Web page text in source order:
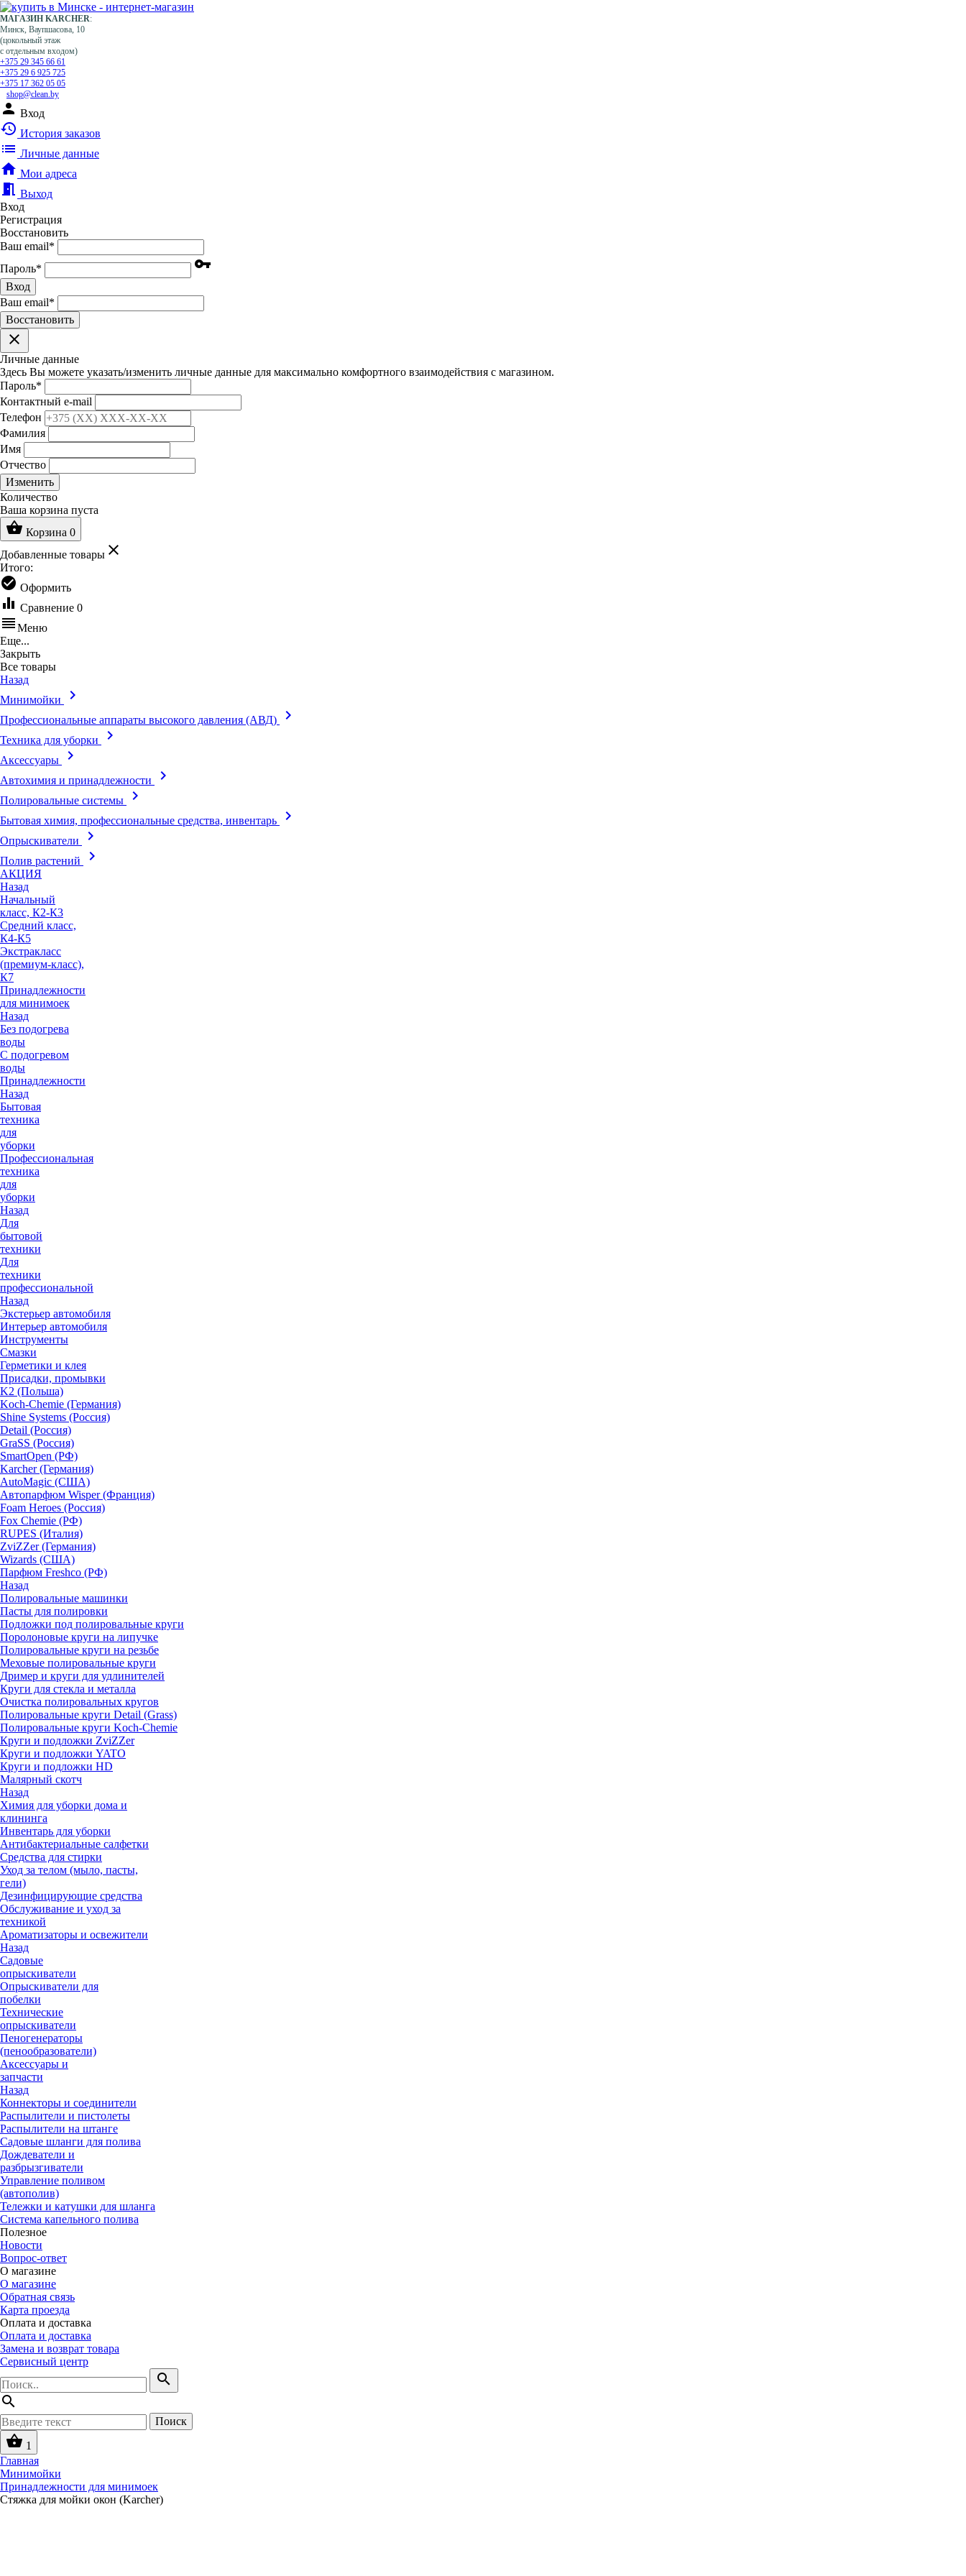
МАГАЗИН KARCHER:
Минск, Ваупшасова, 10
(цокольный этаж
с отдельным входом)
+375 29 345 66 61
+375 29 6 925 725
+375 17 362 05 05
shop@clean.by
person Вход
history История заказов
list Личные данные
home Мои адреса
meeting_room Выход
Вход
Регистрация
Восстановить
Ваш email*
Пароль* vpn_key
Вход
Ваш email*
Воcстановить
clear
Личные данные
Здесь Вы можете указать/изменить личные данные для максимально комфортного взаимодействия с магазином.
Пароль*
Контактный e-mail
Телефон
Фамилия
Имя
Отчество
Изменить
Количество
Ваша корзина пуста
shopping_basket Корзина 0
Добавленные товары clear
Итого:
check_circle Оформить
equalizer Сравнение 0
reorderМеню
Еще...
Закрыть
Все товары
Назад
Минимойки
keyboard_arrow_right
Профессиональные аппараты высокого давления (АВД) keyboard_arrow_right
Техника для уборки keyboard_arrow_right
Аксессуары keyboard_arrow_right
Автохимия и принадлежности keyboard_arrow_right
Полировальные системы keyboard_arrow_right
Бытовая химия, профессиональные средства, инвентарь keyboard_arrow_right
Опрыскиватели keyboard_arrow_right
Полив растений keyboard_arrow_right
АКЦИЯ
Назад
Начальный
класс, К2-К3
Средний класс,
К4-К5
Экстракласс
(премиум-класс),
К7
Принадлежности
для минимоек
Назад
Без подогрева
воды
С подогревом
воды
Принадлежности
Назад
Бытовая
техника
для
уборки
Профессиональная
техника
для
уборки
Назад
Для
бытовой
техники
Для
техники
профессиональной
Назад
Экстерьер автомобиля
Интерьер автомобиля
Инструменты
Смазки
Герметики и клея
Присадки, промывки
K2 (Польша)
Koch-Chemie (Германия)
Shine Systems (Россия)
Detail (Россия)
GraSS (Россия)
SmartOpen (РФ)
Karcher (Германия)
AutoMagic (США)
Автопарфюм Wisper (Франция)
Foam Heroes (Россия)
Fox Chemie (РФ)
RUPES (Италия)
ZviZZer (Германия)
Wizards (США)
Парфюм Freshco (РФ)
Назад
Полировальные машинки
Пасты для полировки
Подложки под полировальные круги
Поролоновые круги на липучке
Полировальные круги на резьбе
Меховые полировальные круги
Дример и круги для удлинителей
Круги для стекла и металла
Очистка полировальных кругов
Полировальные круги Detail (Grass)
Полировальные круги Koch-Chemie
Круги и подложки ZviZZer
Круги и подложки YATO
Круги и подложки HD
Малярный скотч
Назад
Химия для уборки дома и
клининга
Инвентарь для уборки
Антибактериальные салфетки
Средства для стирки
Уход за телом (мыло, пасты,
гели)
Дезинфицирующие средства
Обслуживание и уход за
техникой
Ароматизаторы и освежители
Назад
Садовые
опрыскиватели
Опрыскиватели для
побелки
Технические
опрыскиватели
Пеногенераторы
(пенообразователи)
Аксессуары и
запчасти
Назад
Коннекторы и соединители
Распылители и пистолеты
Распылители на штанге
Садовые шланги для полива
Дождеватели и
разбрызгиватели
Управление поливом
(автополив)
Тележки и катушки для шланга
Система капельного полива
Полезное
Новости
Вопрос-ответ
О магазине
О магазине
Обратная связь
Карта проезда
Оплата и доставка
Оплата и доставка
Замена и возврат товара
Сервисный центр
search
search
Поиск
shopping_basket 1
Главная
Минимойки
Принадлежности для минимоек
Стяжка для мойки окон (Karcher)